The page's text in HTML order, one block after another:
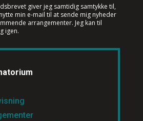
giver jeg samtidig samtykke til,
min e-mail til at sende mig nyheder
arrangementer. Jeg kan til
igen.